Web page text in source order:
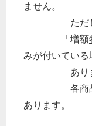
ません。
ただし、
「増額
みが付いている
あります
各商品
あります。